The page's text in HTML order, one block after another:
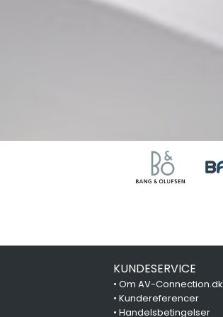
KUNDESERVICE
• Om AV-Connection.dk
• Kundereferencer
• Handelsbetingelser